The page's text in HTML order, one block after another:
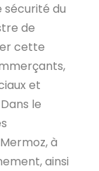
sécurité du
de
cette
et
le
à
ainsi